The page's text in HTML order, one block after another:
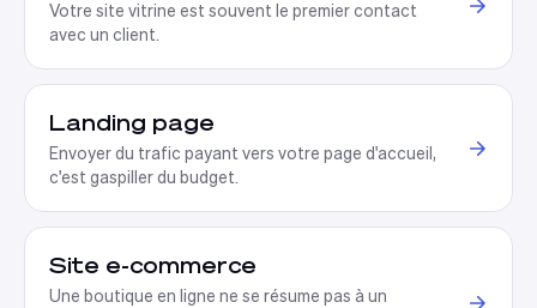
Votre site vitrine est souvent le premier contact
avec un client.
Landing page
Envoyer du trafic payant vers votre page d'accueil,
c'est gaspiller du budget.
Site e-commerce
Une boutique en ligne ne se résume pas à un